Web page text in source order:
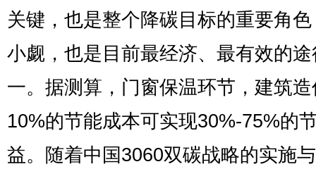
关键，也是整个降碳目标的重要角
小觑，也是目前最经济、最有效的
一。据测算，门窗保温环节，建筑
10%的节能成本可实现30%-75%的
益。随着中国3060双碳战略的实施